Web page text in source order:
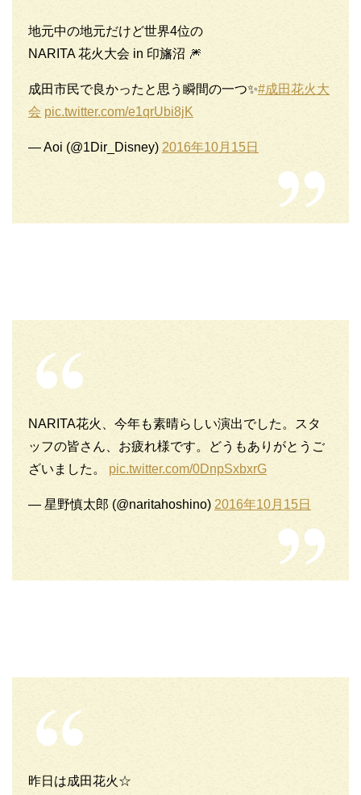
地元中の地元だけど世界4位の
NARITA 花火大会 in 印旛沼 🎆
成田市民で良かったと思う瞬間の一つ✨#成田花火大
会 pic.twitter.com/e1qrUbi8jK
— Aoi (@1Dir_Disney) 2016年10月15日
NARITA花火、今年も素晴らしい演出でした。スタ
ッフの皆さん、お疲れ様です。どうもありがとうご
ざいました。 pic.twitter.com/0DnpSxbxrG
— 星野慎太郎 (@naritahoshino) 2016年10月15日
昨日は成田花火☆